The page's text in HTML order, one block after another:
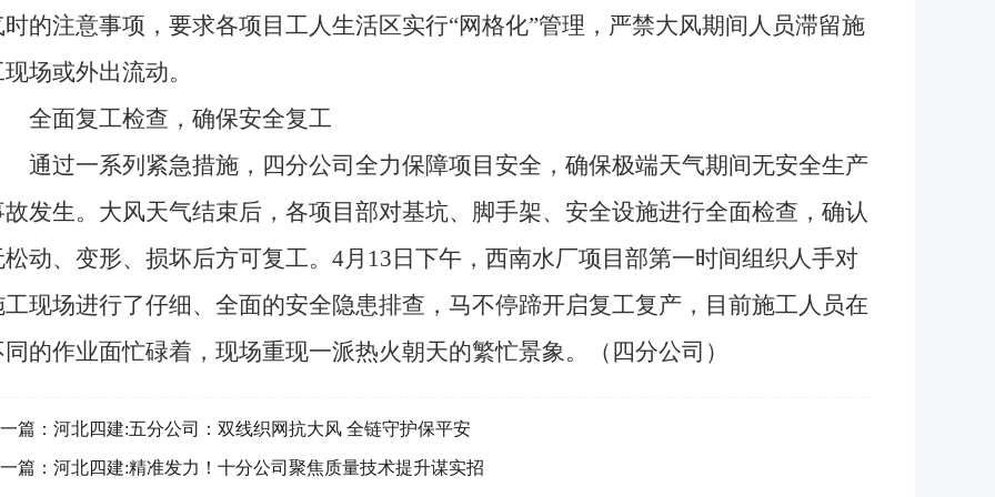
时的注意事项，要求各项目工人生活区实行“网格化”管理，严禁大风期间人员滞留施
场或外出流动。
面复工检查，确保安全复工
过一系列紧急措施，四分公司全力保障项目安全，确保极端天气期间无安全生产
故发生。大风天气结束后，各项目部对基坑、脚手架、安全设施进行全面检查，确认
松动、变形、损坏后方可复工。4月13日下午，西南水厂项目部第一时间组织人手对
工现场进行了仔细、全面的安全隐患排查，马不停蹄开启复工复产，目前施工人员在
同的作业面忙碌着，现场重现一派热火朝天的繁忙景象。（四分公司）
篇： 河北四建:五分公司：双线织网抗大风 全链守护保平安
篇： 河北四建:精准发力！十分公司聚焦质量技术提升谋实招